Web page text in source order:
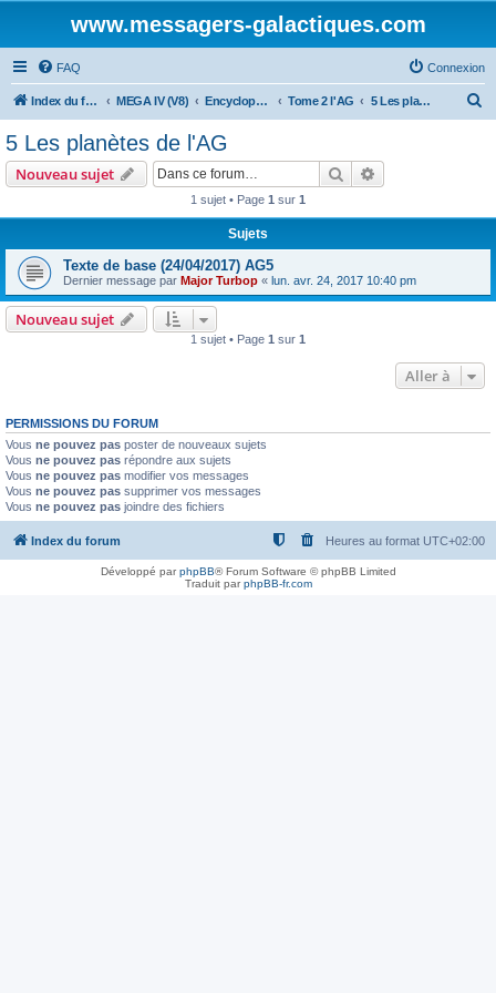
www.messagers-galactiques.com
FAQ Connexion
Index du forum MEGA IV (V8) Encyclopédie (V8) Tome 2 l'AG 5 Les planètes de l'AG
5 Les planètes de l'AG
Nouveau sujet Rechercher
1 sujet • Page 1 sur 1
Sujets
Texte de base (24/04/2017) AG5
Dernier message par Major Turbop « lun. avr. 24, 2017 10:40 pm
Nouveau sujet
1 sujet • Page 1 sur 1
Aller à
PERMISSIONS DU FORUM
Vous ne pouvez pas poster de nouveaux sujets
Vous ne pouvez pas répondre aux sujets
Vous ne pouvez pas modifier vos messages
Vous ne pouvez pas supprimer vos messages
Vous ne pouvez pas joindre des fichiers
Index du forum Heures au format UTC+02:00
Développé parphpBB® Forum Software © phpBB Limited
Traduit parphpBB-fr.com